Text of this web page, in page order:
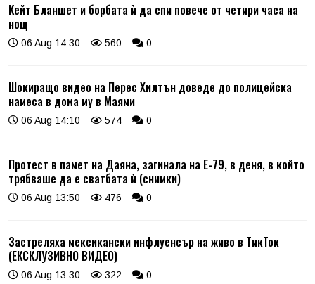
Кейт Бланшет и борбата ѝ да спи повече от четири часа на
нощ
06 Aug 14:30 560 0
Шокиращо видео на Перес Хилтън доведе до полицейска
намеса в дома му в Маями
06 Aug 14:10 574 0
Протест в памет на Даяна, загинала на Е-79, в деня, в който
трябваше да е сватбата ѝ (снимки)
06 Aug 13:50 476 0
Застреляха мексикански инфлуенсър на живо в ТикТок
(ЕКСКЛУЗИВНО ВИДЕО)
06 Aug 13:30 322 0